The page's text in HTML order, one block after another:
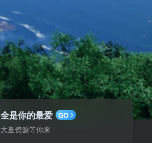
全是你的最爱 GO
大量资源等你来